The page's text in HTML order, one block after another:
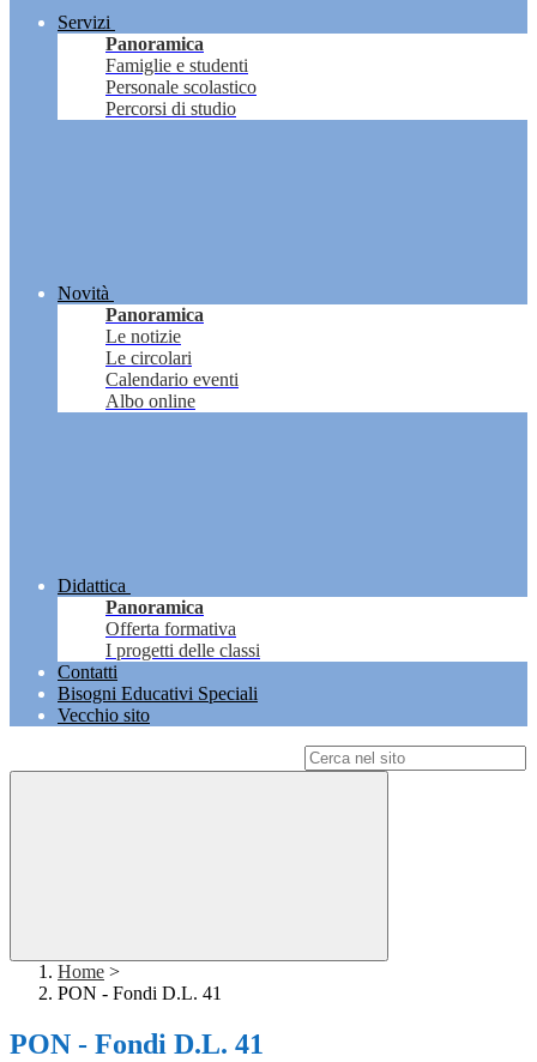
Servizi
Panoramica
Famiglie e studenti
Personale scolastico
Percorsi di studio
Novità
Panoramica
Le notizie
Le circolari
Calendario eventi
Albo online
Didattica
Panoramica
Offerta formativa
I progetti delle classi
Contatti
Bisogni Educativi Speciali
Vecchio sito
Home >
PON - Fondi D.L. 41
PON - Fondi D.L. 41